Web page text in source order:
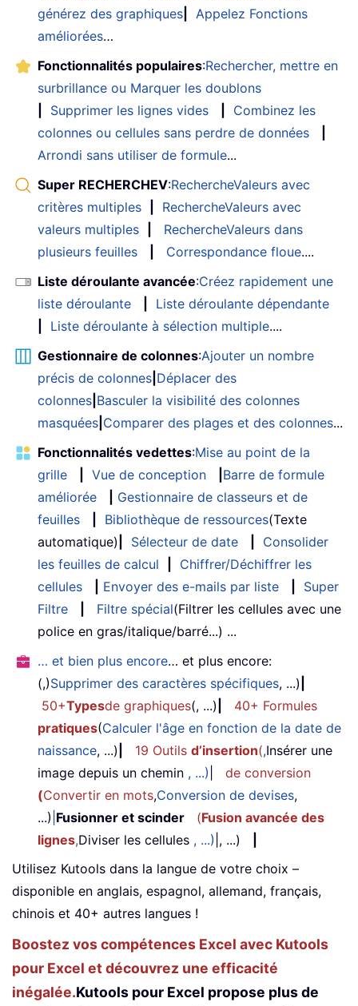
générez des graphiques
Appelez Fonctions
améliorées…
Fonctionnalités populaires:Rechercher, mettre en
surbrillance ou Marquer les doublons
Supprimer les lignes vides
Combinez les
colonnes ou cellules sans perdre de données
Arrondi sans utiliser de formule...
Super RECHERCHEV:RechercheValeurs avec
critères multiples
RechercheValeurs avec
valeurs multiples
RechercheValeurs dans
plusieurs feuilles
Correspondance floue....
Liste déroulante avancée:Créez rapidement une
liste déroulante
Liste déroulante dépendante
Liste déroulante à sélection multiple....
Gestionnaire de colonnes:Ajouter un nombre
précis de colonnes Déplacer des
colonnes Basculer la visibilité des colonnes
masquées Comparer des plages et des colonnes...
Fonctionnalités vedettes:Mise au point de la
grille
Vue de conception
Barre de formule
améliorée
Gestionnaire de classeurs et de
feuilles
Bibliothèque de ressources(Texte
automatique)
Sélecteur de date
Consolider
les feuilles de calcul
Chiffrer/Déchiffrer les
cellules
Envoyer des e-mails par liste
Super
Filtre
Filtre spécial(Filtrer les cellules avec une
police en gras/italique/barré...) ...
… et bien plus encore… et plus encore:
(,)Supprimer des caractères spécifiques, ...)
50+Typesde graphiques(, ...)
40+ Formules
pratiques(Calculer l'âge en fonction de la date de
naissance, ...) 19 Outils d’insertion(,Insérer une
image depuis un chemin , ...)
de conversion
(Convertir en mots,Conversion de devises,
...) Fusionner et scinder (Fusion avancée des
lignes,Diviser les cellules , ...) |, ...)
Utilisez Kutools dans la langue de votre choix –
disponible en anglais, espagnol, allemand, français,
chinois et 40+ autres langues !
Boostez vos compétences Excel avec Kutools
pour Excel et découvrez une efficacité
inégalée.Kutools pour Excel propose plus de